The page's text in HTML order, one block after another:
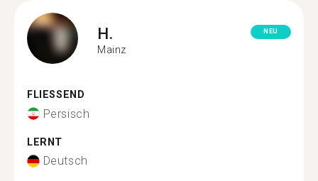
H.
Mainz
NEU
FLIESSEND
Persisch
LERNT
Deutsch